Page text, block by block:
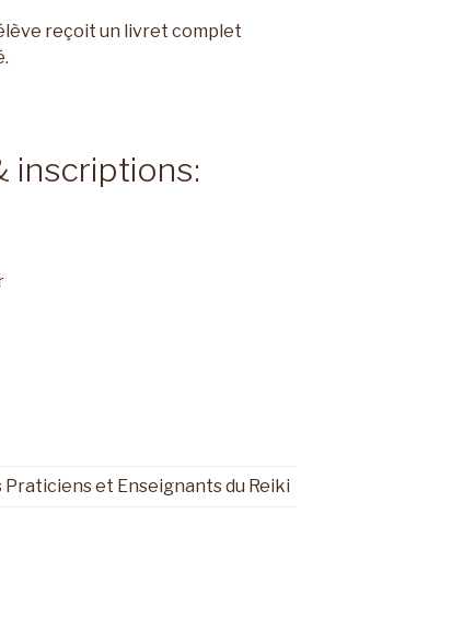
reçoit un livret complet
inscriptions:
et Enseignants du Reiki